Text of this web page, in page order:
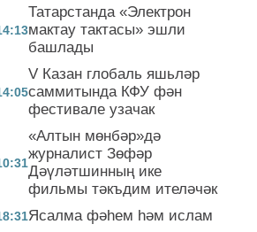
Татарстанда «Электрон
мактау тактасы» эшли
башлады
V Казан глобаль яшьләр
саммитында КФУ фән
фестивале узачак
«Алтын мөнбәр»дә
журналист Зөфәр
Дәүләтшинның ике
фильмы тәкъдим ителәчәк
Ясалма фәһем һәм ислам